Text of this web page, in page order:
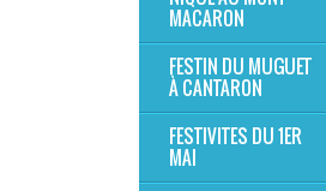
MACARON
FESTIN DU MUGUET
À CANTARON
FESTIVITES DU 1ER
MAI